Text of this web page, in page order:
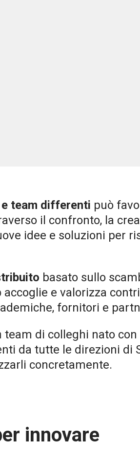
team differenti può
il confronto, la
idee e soluzioni per
basato sullo
e valorizza
fornitori e
team di colleghi nato
da tutte le direzioni di
concretamente.
innovare